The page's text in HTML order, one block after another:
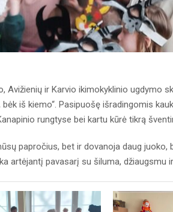
Avižienių ir Karvio ikimokyklinio ugdymo
bėk iš kiemo“. Pasipuošę išradingomis
rungtyse bei kartu kūrė tikrą
papročius, bet ir dovanoja daug
artėjantį pavasarį su šiluma, džiaugsmu